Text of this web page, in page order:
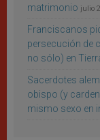
matrimonio julio
Franciscanos
persecución de
no sólo) en
Sacerdotes
obispo (y
mismo sexo en